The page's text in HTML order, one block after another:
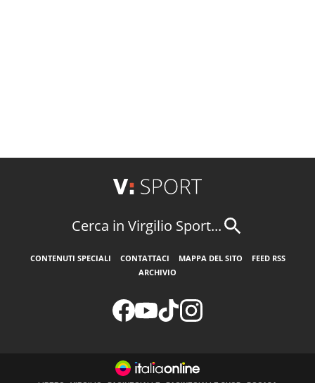
Cerca in Virgilio Sport...
CONTENUTI SPECIALI CONTATTACI MAPPA DEL SITO
FEED RSS
ARCHIVIO